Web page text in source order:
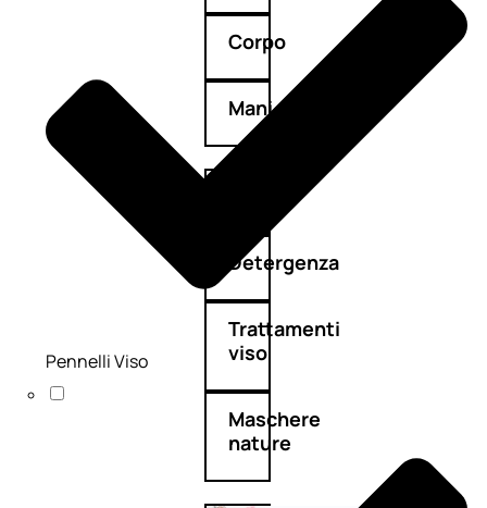
Corpo
Mani
Detergenza
Trattamenti
viso
Maschere
nature
Pennelli Viso